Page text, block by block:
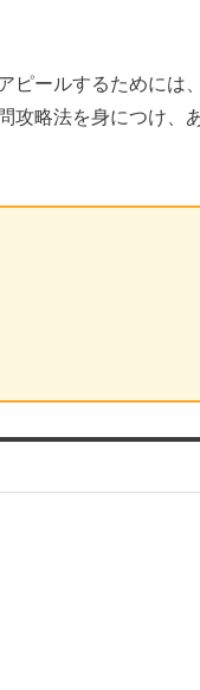
ピールするためには
攻略法を身につけ、